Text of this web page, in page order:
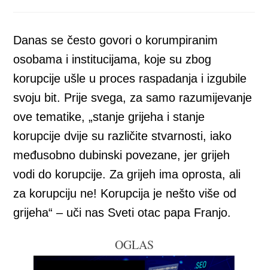
Danas se često govori o korumpiranim
osobama i institucijama, koje su zbog
korupcije ušle u proces raspadanja i izgubile
svoju bit. Prije svega, za samo razumijevanje
ove tematike, „stanje grijeha i stanje
korupcije dvije su različite stvarnosti, iako
međusobno dubinski povezane, jer grijeh
vodi do korupcije. Za grijeh ima oprosta, ali
za korupciju ne! Korupcija je nešto više od
grijeha“ – uči nas Sveti otac papa Franjo.
OGLAS